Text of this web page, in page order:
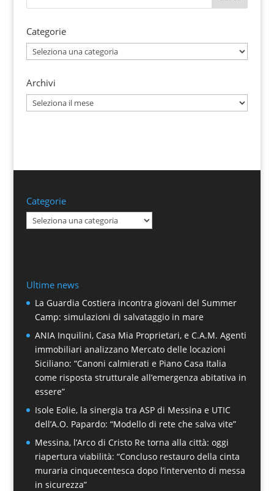
Categorie
Categorie
Archivi
Archivi
Categorie
Categorie
Ultime news
La Guardia Costiera incontra giovani del Summer
Camp: simulazioni di salvataggio in mare
ANIA Inquilini, Casa Mia Proprietari, e C.A.M. Agenti
immobiliari analizzano Mercato delle locazioni
Siciliano: “Canoni calmierati e Piano Casa Italia
come risposta strutturale all’emergenza abitativa in
essere”
Isole Eolie, la sinergia tra ASP di Messina e UTIC
dell’A.O. Papardo: “Modello di rete che salva vite”
Messina, l’Arco di Cristo Re torna alla città: oggi
riapertura viabilità: “Concluso restauro della cinta
muraria cinquecentesca dopo l’intervento di messa
in sicurezza”